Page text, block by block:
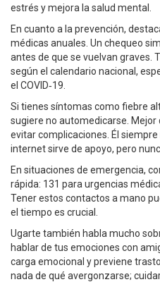
estrés y mejora la salud mental.
En cuanto a la prevención,
médicas anuales. Un chequeo
antes de que se vuelvan graves.
según el calendario nacional,
el COVID‑19.
Si tienes síntomas como fiebre
sugiere no automedicarse.
evitar complicaciones. Él
internet sirve de apoyo, pero
En situaciones de emergencia,
rápida: 131 para urgencias
Tener estos contactos a mano
el tiempo es crucial.
Ugarte también habla mucho
hablar de tus emociones con
carga emocional y previene
nada de qué avergonzarse;